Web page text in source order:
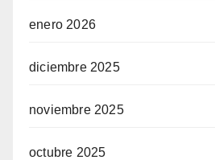
enero 2026
diciembre 2025
noviembre 2025
octubre 2025